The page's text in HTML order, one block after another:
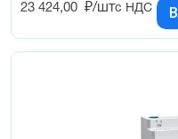
23 424,00 ₽/штс НДС